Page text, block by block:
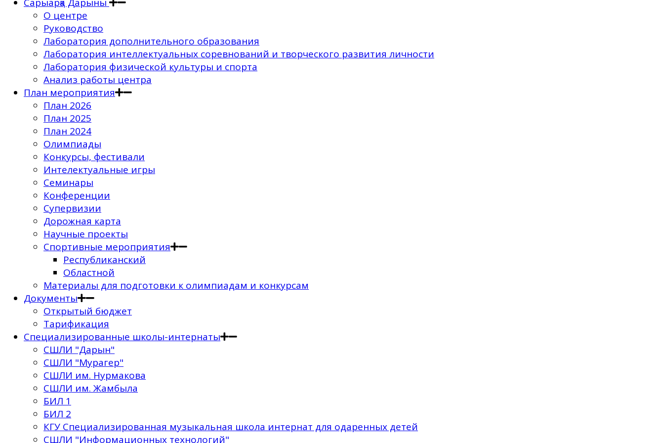
О центре
Руководство
Лаборатория дополнительного образования
Лаборатория интеллектуальных соревнований и творческого развития личности
Лаборатория физической культуры и спорта
Анализ работы центра
План мероприятия
План 2026
План 2025
План 2024
Олимпиады
Конкурсы, фестивали
Интелектуальные игры
Семинары
Конференции
Супервизии
Дорожная карта
Научные проекты
Спортивные мероприятия
Республиканский
Областной
Материалы для подготовки к олимпиадам и конкурсам
Документы
Открытый бюджет
Тарификация
Специализированные школы-интернаты
СШЛИ "Дарын"
СШЛИ "Мурагер"
СШЛИ им. Нурмакова
СШЛИ им. Жамбыла
БИЛ 1
БИЛ 2
КГУ Специализированная музыкальная школа интернат для одаренных детей
СШЛИ "Информационных технологий"